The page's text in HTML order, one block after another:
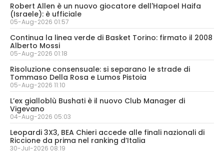
Robert Allen è un nuovo giocatore dell'Hapoel Haifa
(Israele): è ufficiale
05-Aug-2026 01:57
Continua la linea verde di Basket Torino: firmato il 2008
Alberto Mossi
05-Aug-2026 01:18
Risoluzione consensuale: si separano le strade di
Tommaso Della Rosa e Lumos Pistoia
05-Aug-2026 11:10
L’ex gialloblù Bushati è il nuovo Club Manager di
Vigevano
04-Aug-2026 05:03
Leopardi 3X3, BEA Chieri accede alle finali nazionali di
Riccione da prima nel ranking d’Italia
30-Jul-2026 08:19